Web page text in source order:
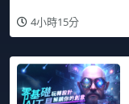
4小時15分